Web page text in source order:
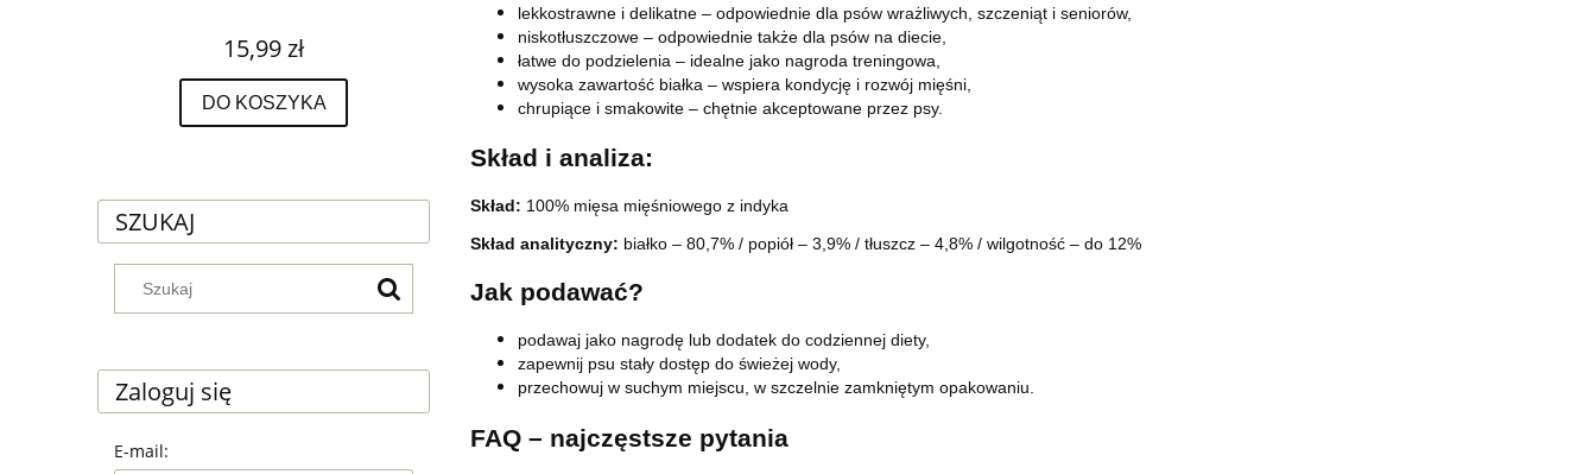
15,99 zł
DO KOSZYKA
SZUKAJ
Zaloguj się
E-mail:
lekkostrawne i delikatne – odpowiednie dla psów wrażliwych, szczeniąt i seniorów,
niskotłuszczowe – odpowiednie także dla psów na diecie,
łatwe do podzielenia – idealne jako nagroda treningowa,
wysoka zawartość białka – wspiera kondycję i rozwój mięśni,
chrupiące i smakowite – chętnie akceptowane przez psy.
Skład i analiza:
Skład: 100% mięsa mięśniowego z indyka
Skład analityczny: białko – 80,7% / popiół – 3,9% / tłuszcz – 4,8% / wilgotność – do 12%
Jak podawać?
podawaj jako nagrodę lub dodatek do codziennej diety,
zapewnij psu stały dostęp do świeżej wody,
przechowuj w suchym miejscu, w szczelnie zamkniętym opakowaniu.
FAQ – najczęstsze pytania